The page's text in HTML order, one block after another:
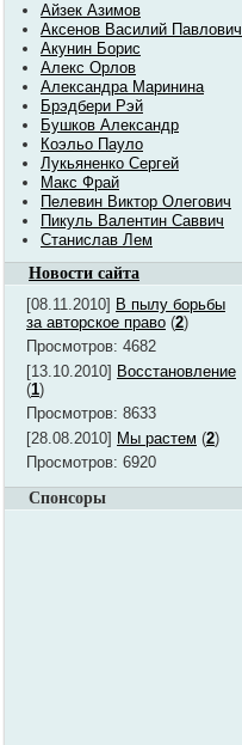
Айзек Азимов
Аксенов Василий Павлович
Акунин Борис
Алекс Орлов
Александра Маринина
Брэдбери Рэй
Бушков Александр
Коэльо Пауло
Лукьяненко Сергей
Макс Фрай
Пелевин Виктор Олегович
Пикуль Валентин Саввич
Станислав Лем
Новости сайта
[08.11.2010] В пылу борьбы
за авторское право (2)
Просмотров: 4682
[13.10.2010] Восстановление
(1)
Просмотров: 8633
[28.08.2010] Мы растем (2)
Просмотров: 6920
Спонсоры